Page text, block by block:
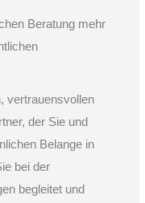
Beratung mehr
vertrauensvollen
der Sie und
Belange in
bei der
begleitet und